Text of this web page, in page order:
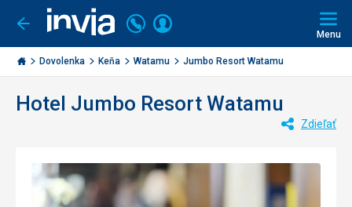
Ísť
späť
Invia.sk
Volajte
+421
2
3221
Prihlásiť
Menu
Dovolenka Keňa Watamu Jumbo Resort Watamu
Hotel Jumbo Resort Watamu
Zdieľať